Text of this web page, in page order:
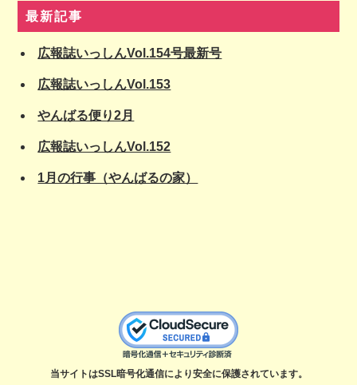
最新記事
広報誌いっしんVol.154号最新号
広報誌いっしんVol.153
やんばる便り2月
広報誌いっしんVol.152
1月の行事（やんばるの家）
当サイトはSSL暗号化通信により安全に保護されています。